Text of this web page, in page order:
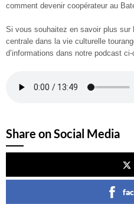
comment devenir coopérateur au
Si vous souhaitez en savoir plus
centrale dans la vie culturelle
d’informations dans notre podcast
Share on Social Media